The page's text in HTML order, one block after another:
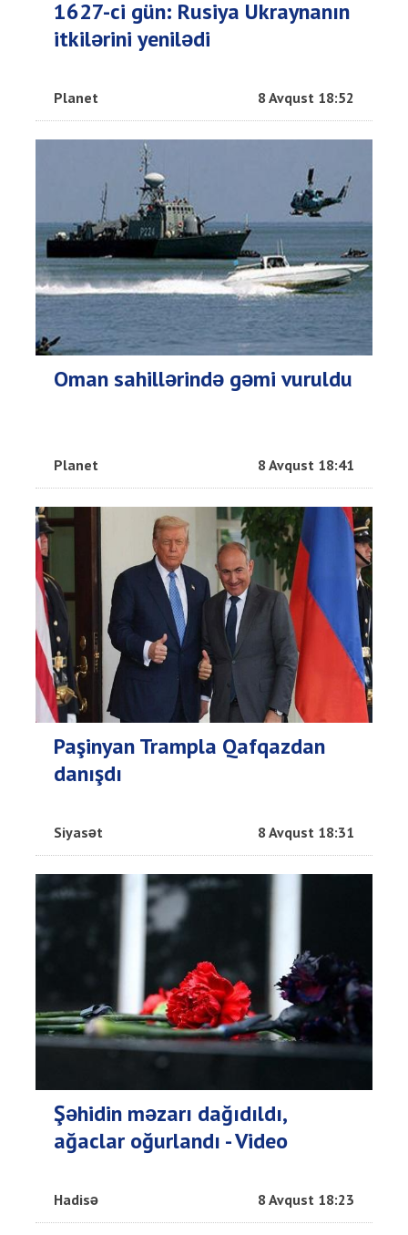
1627-ci gün: Rusiya Ukraynanın
itkilərini yenilədi
Planet 8 Avqust 18:52
Oman sahillərində gəmi vuruldu
Planet 8 Avqust 18:41
Paşinyan Trampla Qafqazdan
danışdı
Siyasət 8 Avqust 18:31
Şəhidin məzarı dağıdıldı,
ağaclar oğurlandı - Video
Hadisə 8 Avqust 18:23